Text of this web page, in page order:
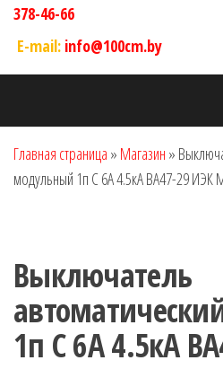
378-46-66
E-mail: info@100cm.by
Главная страница » Магазин »
модульный 1п C 6А 4.5кА ВА47-29 ИЭК
Выключатель
1п C 6А 4.5кА